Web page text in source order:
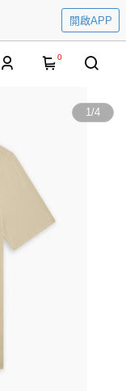
開啟APP
0
1/4